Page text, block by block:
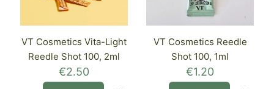
VT Cosmetics Vita-Light
Reedle Shot 100, 2ml
€2.50
VT Cosmetics Reedle
Shot 100, 1ml
€1.20